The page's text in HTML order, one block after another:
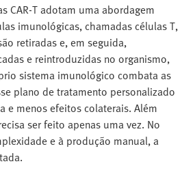
CAR-T adotam uma abordagem
imunológicas, chamadas células T,
retiradas e, em seguida,
e reintroduzidas no organismo,
sistema imunológico combata as
plano de tratamento personalizado
e menos efeitos colaterais. Além
ser feito apenas uma vez. No
e à produção manual, a